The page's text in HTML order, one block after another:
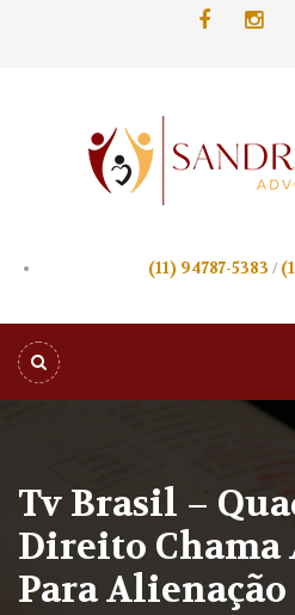
(11) 94787-5383 /
Tv Brasil –
Direito Chama
Para